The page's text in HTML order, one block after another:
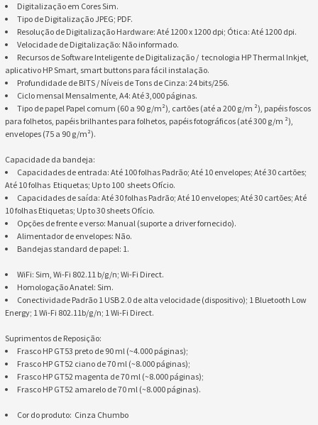
Digitalização em Cores Sim.
Tipo de Digitalização JPEG; PDF.
Resolução de Digitalização Hardware: Até 1200 x 1200 dpi; Ótica: Até 1200 dpi.
Velocidade de Digitalização: Não informado.
Recursos de Software Inteligente de Digitalização / tecnologia HP Thermal Inkjet,
aplicativo HP Smart, smart buttons para fácil instalação.
Profundidade de BITS / Níveis de Tons de Cinza: 24 bits/256.
Ciclo mensal Mensalmente, A4: Até 3,000 páginas.
Tipo de papel Papel comum (60 a 90 g/m²), cartões (até a 200 g/m ²), papéis foscos
para folhetos, papéis brilhantes para folhetos, papéis fotográficos (até 300 g/m ²),
envelopes (75 a 90 g/m²).
Capacidade da bandeja:
Capacidades de entrada: Até 100 folhas Padrão; Até 10 envelopes; Até 30 cartões;
Até 10 folhas Etiquetas; Up to 100 sheets Ofício.
Capacidades de saída: Até 30 folhas Padrão; Até 10 envelopes; Até 30 cartões; Até
10 folhas Etiquetas; Up to 30 sheets Ofício.
Opções de frente e verso: Manual (suporte a driver fornecido).
Alimentador de envelopes: Não.
Bandejas standard de papel: 1.
WiFi: Sim, Wi-Fi 802.11 b/g/n; Wi-Fi Direct.
Homologação Anatel: Sim.
Conectividade Padrão 1 USB 2.0 de alta velocidade (dispositivo); 1 Bluetooth Low
Energy; 1 Wi-Fi 802.11b/g/n; 1 Wi-Fi Direct.
Suprimentos de Reposição:
Frasco HP GT53 preto de 90 ml (~4.000 páginas);
Frasco HP GT52 ciano de 70 ml (~8.000 páginas);
Frasco HP GT52 magenta de 70 ml (~8.000 páginas);
Frasco HP GT52 amarelo de 70 ml (~8.000 páginas).
Cor do produto: Cinza Chumbo